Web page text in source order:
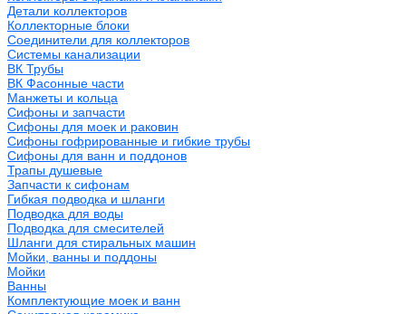
Детали коллекторов
Коллекторные блоки
Соединители для коллекторов
Системы канализации
ВК Трубы
ВК Фасонные части
Манжеты и кольца
Сифоны и запчасти
Сифоны для моек и раковин
Сифоны гофрированные и гибкие трубы
Сифоны для ванн и поддонов
Трапы душевые
Запчасти к сифонам
Гибкая подводка и шланги
Подводка для воды
Подводка для смесителей
Шланги для стиральных машин
Мойки, ванны и поддоны
Мойки
Ванны
Комплектующие моек и ванн